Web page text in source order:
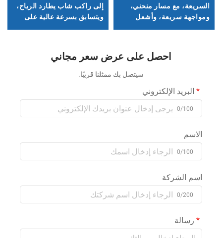
السريعة، مع مسار منحني،
ومواجهة سريعة، وأشعل
عاصفة المنافسة عبر أطراف
إلى راكب شاب يطارد الرياح،
ويتسابق بسرعة عالية على
المسار الافتراضي
احصل على عرض سعر مجاني
سيتصل بك ممثلنا قريبًا.
البريد الإلكتروني
0/100
الاسم
0/100
اسم الشركة
0/200
رسالة